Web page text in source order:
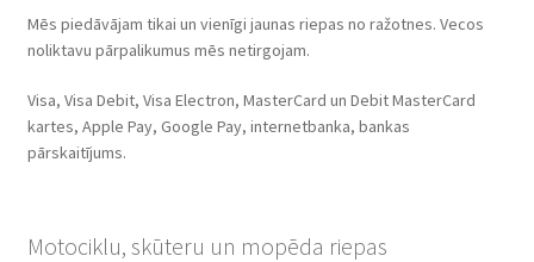
Mēs piedāvājam tikai un vienīgi jaunas riepas no ražotnes. Vecos
noliktavu pārpalikumus mēs netirgojam.
Visa, Visa Debit, Visa Electron, MasterCard un Debit MasterCard
kartes, Apple Pay, Google Pay, internetbanka, bankas
pārskaitījums.
Motociklu, skūteru un mopēda riepas